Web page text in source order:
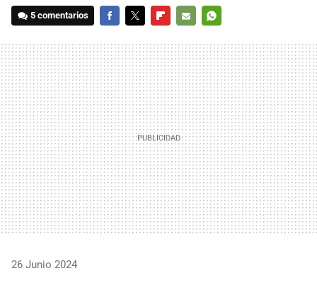
5 comentarios
MAIL
26 Junio 2024